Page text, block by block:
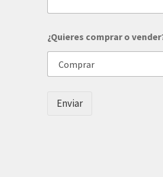
l
n
o
s
*
¿Quieres comprar o
Enviar